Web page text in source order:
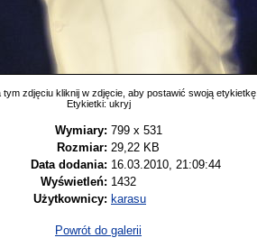
tym zdjęciu kliknij w zdjęcie, aby postawić swoją etykietkę.
Etykietki: ukryj
Wymiary: 799 x 531
Rozmiar: 29,22 KB
Data dodania: 16.03.2010, 21:09:44
Wyświetleń: 1432
Użytkownicy: karasu
Powrót do galerii